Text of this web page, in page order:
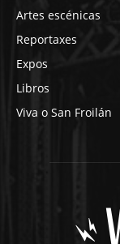
Artes escénicas
Reportaxes
Expos
Libros
Viva o San Froilán